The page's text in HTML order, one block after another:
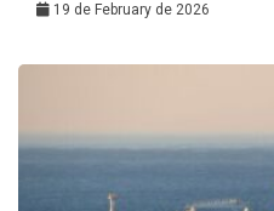
19 de February de 2026